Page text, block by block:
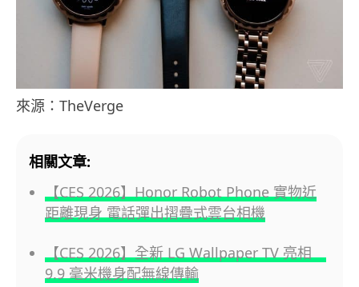
來源：TheVerge
相關文章:
【CES 2026】Honor Robot Phone 實物近
距離現身 電話彈出摺疊式雲台相機
【CES 2026】全新 LG Wallpaper TV 亮相
9.9 毫米機身配無線傳輸